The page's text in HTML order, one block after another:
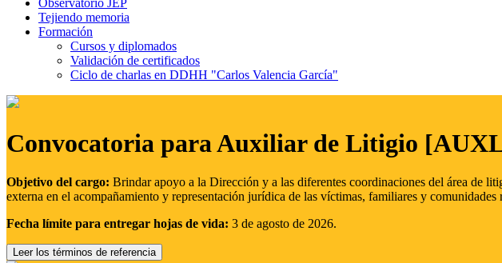
Observatorio JEP
Tejiendo memoria
Formación
Cursos y diplomados
Validación de certificados
Ciclo de charlas en DDHH "Carlos Valencia García"
Convocatoria para Auxiliar de Litigio
Objetivo del cargo: Brindar apoyo a la Dirección y a las diferentes coordinaciones del área de
externa en el acompañamiento y representación jurídica de las víctimas, familiares y
Fecha límite para entregar hojas de vida: 3 de agosto de 2026.
Leer los términos de referencia